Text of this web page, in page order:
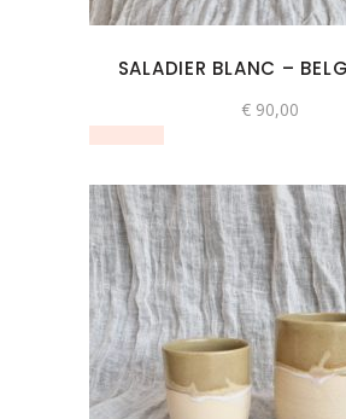
SALADIER BLANC –
€ 90,00